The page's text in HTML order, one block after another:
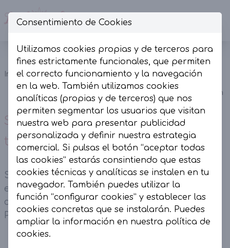
Inicio Colección Calzado
Sandalia
romana con
pedrería y
tachas Marrón
Sandalia romana con pedrería y
tachas Marrón
Sandalia romana con pedrería y tachas Marrón
en piel sintética y detalles dorados. Piso plano
de 1,5 cm de altura Forro interior en sintético
Plantilla en piel
Consentimiento de Cookies
Utilizamos cookies propias y de terceros para
fines estrictamente funcionales, que permiten
el correcto funcionamiento y la navegación
en la web. También utilizamos cookies
analíticas (propias y de terceros) que nos
permiten segmentar los usuarios que visitan
nuestra web para presentar publicidad
personalizada y definir nuestra estrategia
comercial. Si pulsas el botón “aceptar todas
las cookies” estarás consintiendo que estas
cookies técnicas y analíticas se instalen en tu
navegador. También puedes utilizar la
función “configurar cookies” y establecer las
cookies concretas que se instalarán. Puedes
ampliar la información en nuestra política de
cookies.